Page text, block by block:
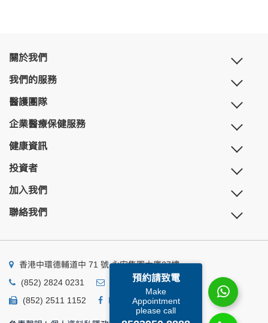
預約請致電
Make
Appointment
please call
關於我們
我們的服務
醫護團隊
企業醫療保健服務
健康資訊
投資者
加入我們
聯絡我們
香港中環德輔道中 71 號 永安集團大廈27樓
(852) 2824 0231
business@ump.com.hk
(852) 2511 1152
Facebook Linkedin